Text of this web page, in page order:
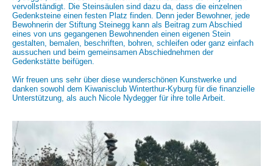
vervollständigt. Die Steinsäulen sind dazu da, dass die einzelnen
Gedenksteine einen festen Platz finden. Denn jeder Bewohner, jede
Bewohnerin der Stiftung Steinegg kann als Beitrag zum Abschied
eines von uns gegangenen Bewohnenden einen eigenen Stein
gestalten, bemalen, beschriften, bohren, schleifen oder ganz einfach
aussuchen und beim gemeinsamen Abschiednehmen der
Gedenkstätte beifügen.
Wir freuen uns sehr über diese wunderschönen Kunstwerke und
danken sowohl dem Kiwanisclub Winterthur-Kyburg für die finanzielle
Unterstützung, als auch Nicole Nydegger für ihre tolle Arbeit.